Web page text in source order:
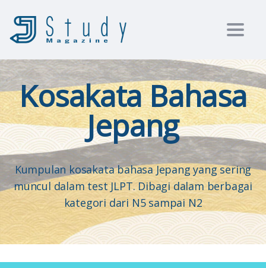
Kosakata Bahasa
Jepang
Kumpulan kosakata bahasa Jepang yang sering
muncul dalam test JLPT. Dibagi dalam berbagai
kategori dari N5 sampai N2